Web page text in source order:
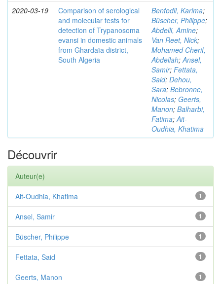
2020-03-19
Comparison of serological
and molecular tests for
detection of Trypanosoma
evansi in domestic animals
from Ghardaïa district,
South Algeria
Benfodil, Karima;
Büscher, Philippe;
Abdelli, Amine;
Van Reet, Nick;
Mohamed Cherif,
Abdellah;Ansel,
Samir; Fettata,
Said; Dehou,
Sara; Bebronne,
Nicolas; Geerts,
Manon; Balharbi,
Fatima;Ait-
Oudhia, Khatima
Découvrir
Auteur(e)
1
Ait-Oudhia, Khatima
1
Ansel, Samir
1
Büscher, Philippe
1
Fettata, Said
1
Geerts, Manon